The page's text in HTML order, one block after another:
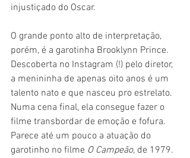
injustiçado do Oscar.
O grande ponto alto de interpretação,
porém, é a garotinha Brooklynn Prince.
Descoberta no Instagram (!) pelo diretor,
a menininha de apenas oito anos é um
talento nato e que nasceu pro estrelato.
Numa cena final, ela consegue fazer o
filme transbordar de emoção e fofura.
Parece até um pouco a atuação do
garotinho no filme O Campeão, de 1979.